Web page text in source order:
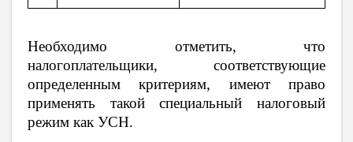
Необходимо отметить, что
налогоплательщики, соответствующие
определенным критериям, имеют право
применять такой специальный налоговый
режим как УСН.